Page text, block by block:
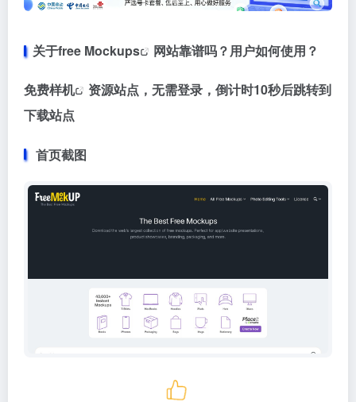
关于free Mockups 网站靠谱吗？用户如何使用？
免费样机
资源站点，无需登录，倒计时10秒后跳转到
下载站点
首页截图